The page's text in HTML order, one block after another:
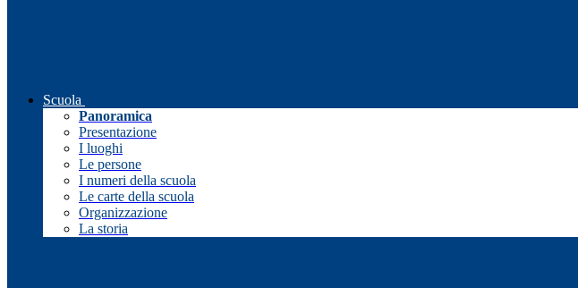
Scuola
Panoramica
Presentazione
I luoghi
Le persone
I numeri della scuola
Le carte della scuola
Organizzazione
La storia